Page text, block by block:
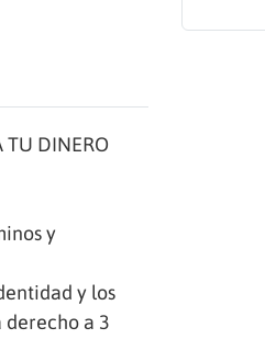
TU DINERO
y
y los
a 3